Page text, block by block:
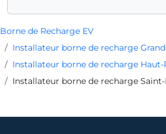
Borne de Recharge EV
Installateur borne de recharge
Installateur borne de recharge Haut-
Installateur borne de recharge